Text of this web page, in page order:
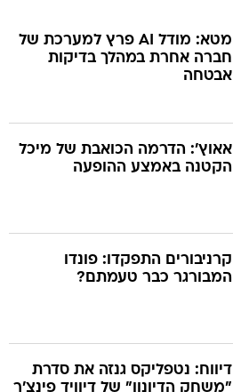
מטא: מודל AI פרץ למערכת של
חברה אחרת במהלך בדיקות
אבטחה
אאוץ': הדרמה הכואבת של מיכל
הקטנה באמצע ההופעה
קרניבורים התפקדו: פונדו
המבורגר כבר טעמתם?
דיווח: נטפליקס גנזה את סדרת
"משחק הדיונון" של דיוויד פינצ'ר